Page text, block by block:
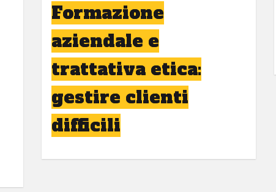
Formazione
aziendale e
trattativa etica:
gestire clienti
difficili